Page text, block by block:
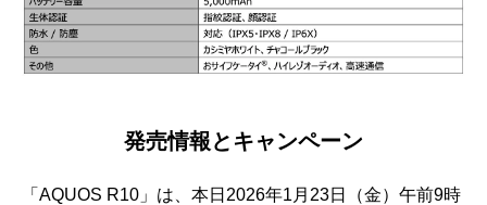
発売情報とキャンペーン
「AQUOS R10」は、本日2026年1月23日（金）午前9時